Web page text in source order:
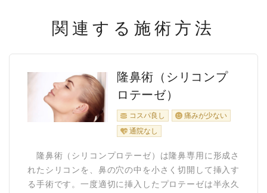
関連する施術方法
隆鼻術（シリコンプ
ロテーゼ）
コスパ良し
痛みが少ない
通院なし
隆鼻術（シリコンプロテーゼ）は隆鼻専用に形成さ
れたシリコンを、鼻の穴の中を小さく切開して挿入す
る手術です。一度適切に挿入したプロテーゼは半永久